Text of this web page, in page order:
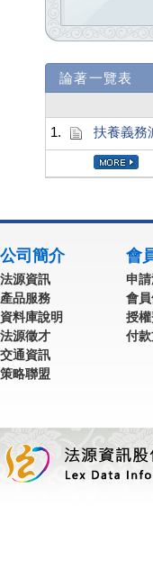
論著一覽表
1.
扶養義務
公司簡介
法源資訊
產品服務
資料庫說明
法源徵才
交通資訊
策略聯盟
會
申
會
授權
付